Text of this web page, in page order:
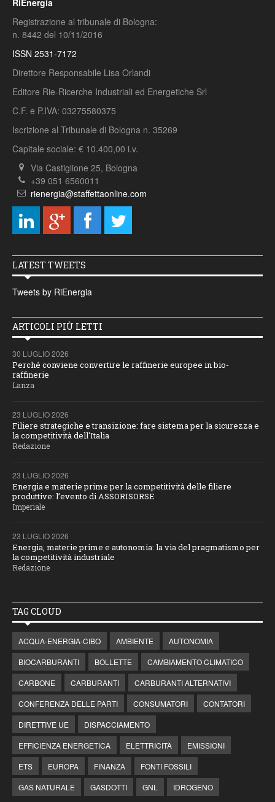
RiEnergia
Registrazione al tribunale di Bologna:
n. 8442 del 10/11/2016
ISSN 2531-7172
Direttore Responsabile Lisa Orlandi
Editore Rie-Ricerche Industriali ed Energetiche Srl
C.F. e P.IVA: 03275580375
Iscrizione al Tribunale di Bologna n. 35269
Capitale sociale: € 10.400,00 i.v.
Via Castiglione 25, Bologna
+39 051 6560011
rienergia@staffettaonline.com
LATEST TWEETS
Tweets by RiEnergia
ARTICOLI PIÙ LETTI
30 LUGLIO 2026
Perché conviene convertire le raffinerie europee in bio-
raffinerie
Lanza
23 LUGLIO 2026
Filiere strategiche e transizione: fare sistema per la sicurezza e
la competitività dell'Italia
Redazione
23 LUGLIO 2026
Energia e materie prime per la competitività delle filiere
produttive: l’evento di ASSORISORSE
Imperiale
23 LUGLIO 2026
Energia, materie prime e autonomia: la via del pragmatismo per
la competitività industriale
Redazione
TAG CLOUD
ACQUA-ENERGIA-CIBO AMBIENTE
AUTONOMIA
BIOCARBURANTI
BOLLETTE
CAMBIAMENTO CLIMATICO
CARBONE
CARBURANTI
CARBURANTI ALTERNATIVI
CONFERENZA DELLE PARTI
CONSUMATORI
CONTATORI
DIRETTIVE UE
DISPACCIAMENTO
EFFICIENZA ENERGETICA
ELETTRICITÀ
EMISSIONI
ETS
EUROPA FINANZA
FONTI FOSSILI
GAS NATURALE
GASDOTTI GNL IDROGENO